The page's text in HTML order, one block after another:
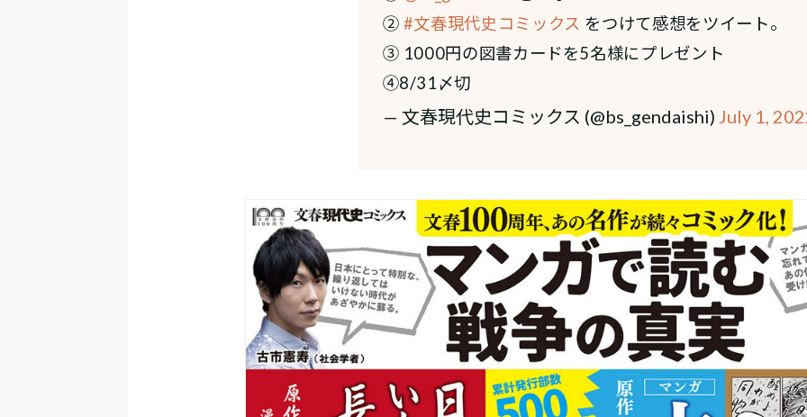
② #文春現代史コミックス をつけて感想をツイート。
③ 1000円の図書カードを5名様にプレゼント
④8/31〆切
— 文春現代史コミックス (@bs_gendaishi) July 1,